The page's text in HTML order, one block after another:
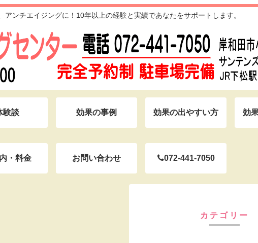
ンチエイジングに！10年以上の経験と実績であなたをサポートします。
験談 効果の事例 効果の出やすい方 効
・料金 お問い合わせ 072-441-7050
カテゴリー